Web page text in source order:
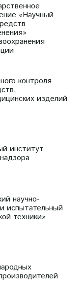
«Научный
контроля
изделий
институт
научно-
испытательный
техники»